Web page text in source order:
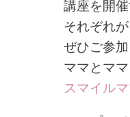
講座を開
それぞれ
ぜひご参加
ママとマ
スマイル